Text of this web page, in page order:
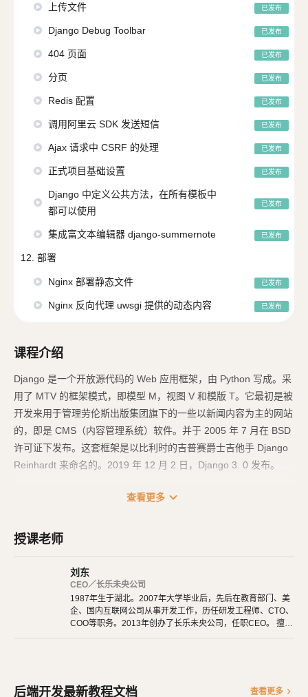
上传文件 已发布
Django Debug Toolbar 已发布
404 页面 已发布
分页 已发布
Redis 配置 已发布
调用阿里云 SDK 发送短信 已发布
Ajax 请求中 CSRF 的处理 已发布
正式项目基础设置 已发布
Django 中定义公共方法，在所有模板中
都可以使用
已发布
集成富文本编辑器 django-summernote 已发布
12. 部署
Nginx 部署静态文件 已发布
Nginx 反向代理 uwsgi 提供的动态内容 已发布
课程介绍
Django 是一个开放源代码的 Web 应用框架，由 Python 写成。采
用了 MTV 的框架模式，即模型 M，视图 V 和模版 T。它最初是被
开发来用于管理劳伦斯出版集团旗下的一些以新闻内容为主的网站
的，即是 CMS（内容管理系统）软件。并于 2005 年 7 月在 BSD
许可证下发布。这套框架是以比利时的吉普赛爵士吉他手 Django
Reinhardt 来命名的。2019 年 12 月 2 日，Django 3. 0 发布。
Django 是高水准的 Python 编程语言驱动的一个开源模型．视
驱动的应用程序。这也正是 OpenStack 的 Horizon 组件采用这种
功能强大的第三方插件，使得 Django 具有较强的可扩展性。Djan
go 项目源自一个在线新闻 Web 站点，于 2005 年以开源的形式被
释放出来。Django 框架的核心组件有：
设计者友好的模板语言；
查看更多 expand_more
授课老师
刘东
CEO／长乐未央公司
1987年生于湖北。2007年大学毕业后，先后在教育部门、美
企、国内互联网公司从事开发工作，历任研发工程师、CTO、
COO等职务。2013年创办了长乐未央公司，任职CEO。 擅长
兴趣，觉得做开发非常快乐，能创造梦想中的产品是一件非常
后端开发最新教程文档 查看更多 chevron_right